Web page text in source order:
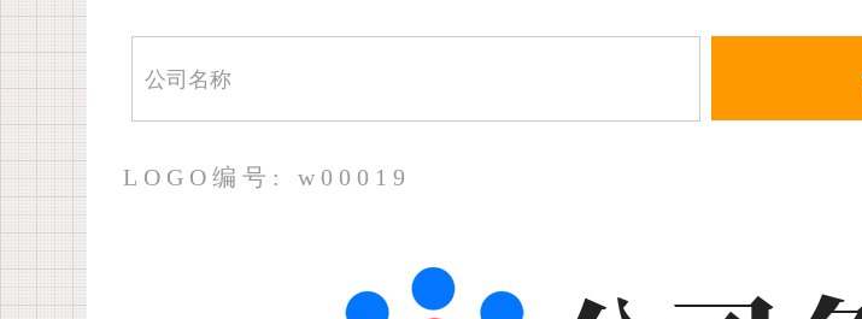
LOGO编号: w00019